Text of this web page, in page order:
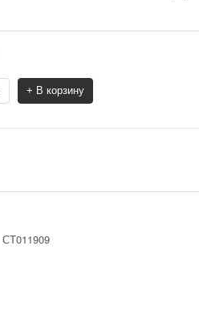
+ В корзину
СТ011909